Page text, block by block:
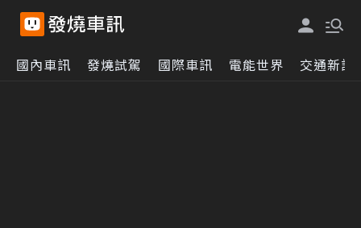
國內車訊 發燒試駕 國際車訊 電能世界 交通新訊